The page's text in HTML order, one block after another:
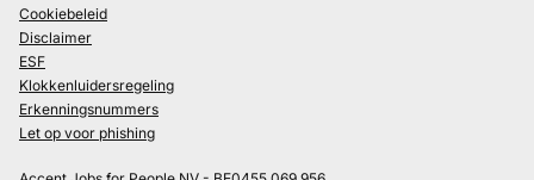
Cookiebeleid
Disclaimer
ESF
Klokkenluidersregeling
Erkenningsnummers
Let op voor phishing